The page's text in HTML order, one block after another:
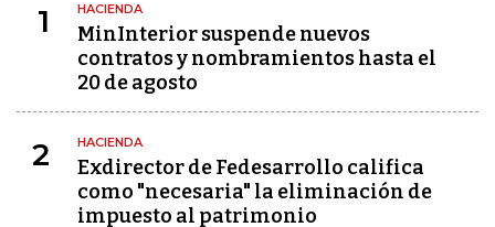
1 HACIENDA
MinInterior suspende nuevos
contratos y nombramientos hasta el
20 de agosto
2 HACIENDA
Exdirector de Fedesarrollo califica
como "necesaria" la eliminación de
impuesto al patrimonio